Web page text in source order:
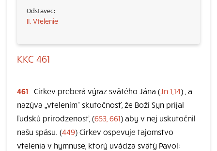
II. Vtelenie
KKC 461
461 Cirkev preberá výraz svätého Jána (Jn 1,14) , a
nazýva „vtelením“ skutočnosť, že Boží Syn prijal
ľudskú prirodzenosť, (653, 661) aby v nej uskutočnil
našu spásu. (449) Cirkev ospevuje tajomstvo
vtelenia v hymnuse, ktorý uvádza svätý Pavol: